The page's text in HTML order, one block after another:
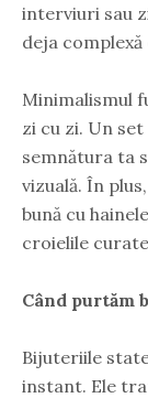
interviuri sau
deja
Minimalismul
zi cu zi. Un
semnătura ta
vizuală. În
bună cu
croielile
Când purtăm
Bijuteriile
instant. Ele